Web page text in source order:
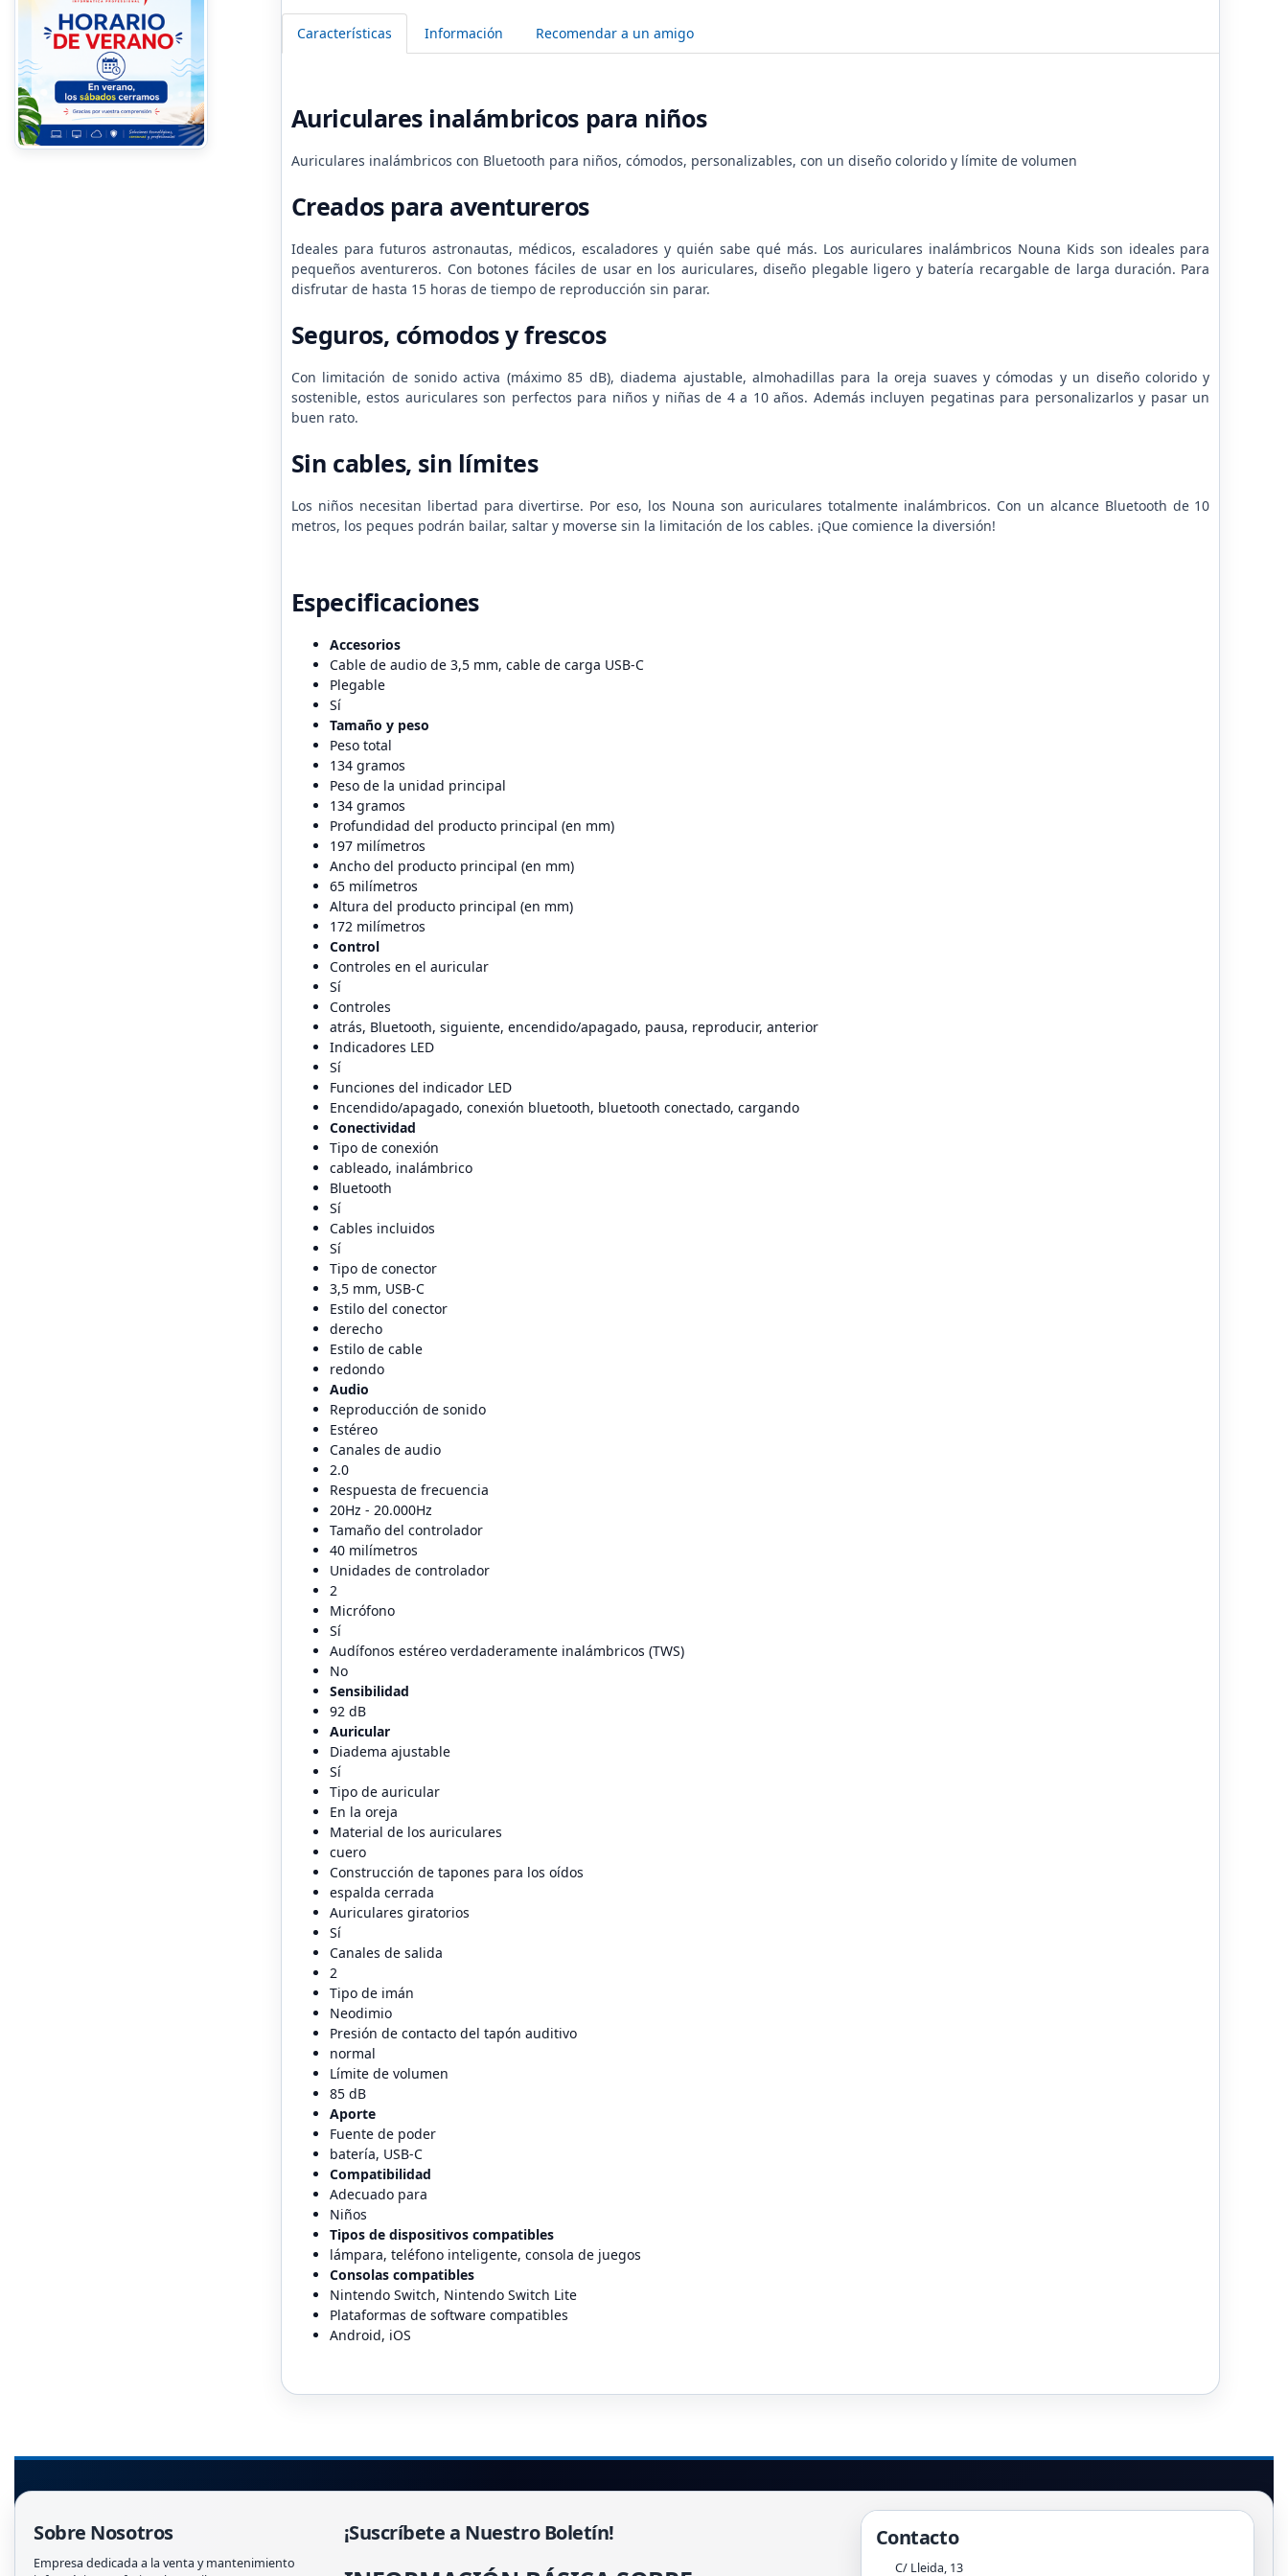
Características Información Recomendar a un amigo
Auriculares inalámbricos para niños
Auriculares inalámbricos con Bluetooth para niños, cómodos, personalizables, con un diseño colorido y límite de volumen
Creados para aventureros
Ideales para futuros astronautas, médicos, escaladores y quién sabe qué más. Los auriculares inalámbricos Nouna Kids son ideales para
pequeños aventureros. Con botones fáciles de usar en los auriculares, diseño plegable ligero y batería recargable de larga duración. Para
disfrutar de hasta 15 horas de tiempo de reproducción sin parar.
Seguros, cómodos y frescos
Con limitación de sonido activa (máximo 85 dB), diadema ajustable, almohadillas para la oreja suaves y cómodas y un diseño colorido y
sostenible, estos auriculares son perfectos para niños y niñas de 4 a 10 años. Además incluyen pegatinas para personalizarlos y pasar un
buen rato.
Sin cables, sin límites
Los niños necesitan libertad para divertirse. Por eso, los Nouna son auriculares totalmente inalámbricos. Con un alcance Bluetooth de 10
metros, los peques podrán bailar, saltar y moverse sin la limitación de los cables. ¡Que comience la diversión!
Especificaciones
Accesorios
Cable de audio de 3,5 mm, cable de carga USB-C
Plegable
Sí
Tamaño y peso
Peso total
134 gramos
Peso de la unidad principal
134 gramos
Profundidad del producto principal (en mm)
197 milímetros
Ancho del producto principal (en mm)
65 milímetros
Altura del producto principal (en mm)
172 milímetros
Control
Controles en el auricular
Sí
Controles
atrás, Bluetooth, siguiente, encendido/apagado, pausa, reproducir, anterior
Indicadores LED
Sí
Funciones del indicador LED
Encendido/apagado, conexión bluetooth, bluetooth conectado, cargando
Conectividad
Tipo de conexión
cableado, inalámbrico
Bluetooth
Sí
Cables incluidos
Sí
Tipo de conector
3,5 mm, USB-C
Estilo del conector
derecho
Estilo de cable
redondo
Audio
Reproducción de sonido
Estéreo
Canales de audio
2.0
Respuesta de frecuencia
20Hz - 20.000Hz
Tamaño del controlador
40 milímetros
Unidades de controlador
2
Micrófono
Sí
Audífonos estéreo verdaderamente inalámbricos (TWS)
No
Sensibilidad
92 dB
Auricular
Diadema ajustable
Sí
Tipo de auricular
En la oreja
Material de los auriculares
cuero
Construcción de tapones para los oídos
espalda cerrada
Auriculares giratorios
Sí
Canales de salida
2
Tipo de imán
Neodimio
Presión de contacto del tapón auditivo
normal
Límite de volumen
85 dB
Aporte
Fuente de poder
batería, USB-C
Compatibilidad
Adecuado para
Niños
Tipos de dispositivos compatibles
lámpara, teléfono inteligente, consola de juegos
Consolas compatibles
Nintendo Switch, Nintendo Switch Lite
Plataformas de software compatibles
Android, iOS
Sobre Nosotros
Empresa dedicada a la venta y mantenimiento
¡Suscríbete a Nuestro Boletín! Contacto
C/ Lleida, 13